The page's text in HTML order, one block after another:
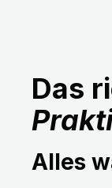
Das
Alles